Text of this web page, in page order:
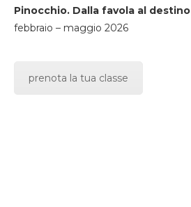
Pinocchio. Dalla favola al destino
febbraio – maggio 2026
prenota la tua classe